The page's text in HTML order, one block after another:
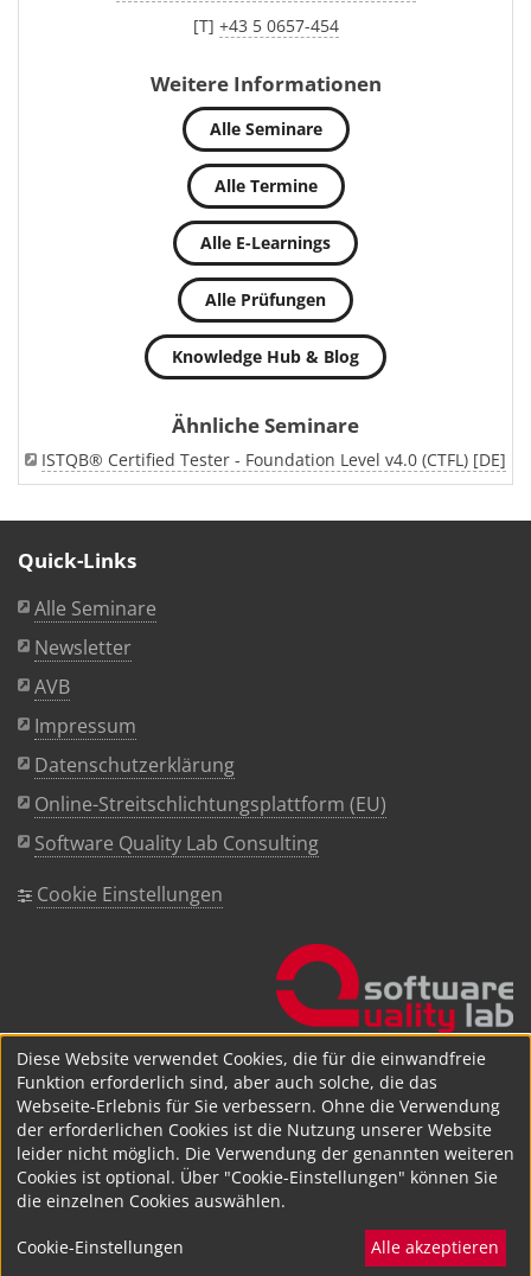
[T] +43 5 0657-454
Weitere Informationen
Alle Seminare
Alle Termine
Alle E-Learnings
Alle Prüfungen
Knowledge Hub & Blog
Ähnliche Seminare
ISTQB® Certified Tester - Foundation Level v4.0 (CTFL) [DE]
Quick-Links
Alle Seminare
Newsletter
AVB
Impressum
Datenschutzerklärung
Online-Streitschlichtungsplattform (EU)
Software Quality Lab Consulting
Cookie Einstellungen
Diese Website verwendet Cookies, die für die einwandfreie
Funktion erforderlich sind, aber auch solche, die das
Webseite-Erlebnis für Sie verbessern. Ohne die Verwendung
der erforderlichen Cookies ist die Nutzung unserer Website
leider nicht möglich. Die Verwendung der genannten weiteren
Cookies ist optional. Über "Cookie-Einstellungen" können Sie
die einzelnen Cookies auswählen.
Cookie-Einstellungen Alle akzeptieren